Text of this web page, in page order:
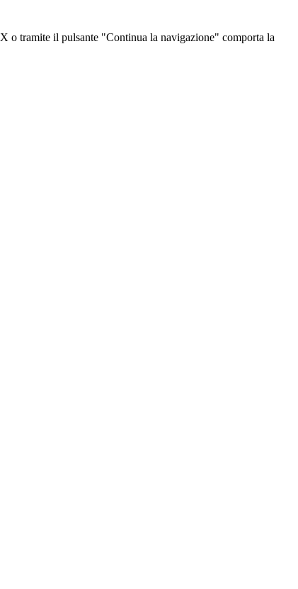
o tramite il pulsante "Continua la navigazione" comporta la